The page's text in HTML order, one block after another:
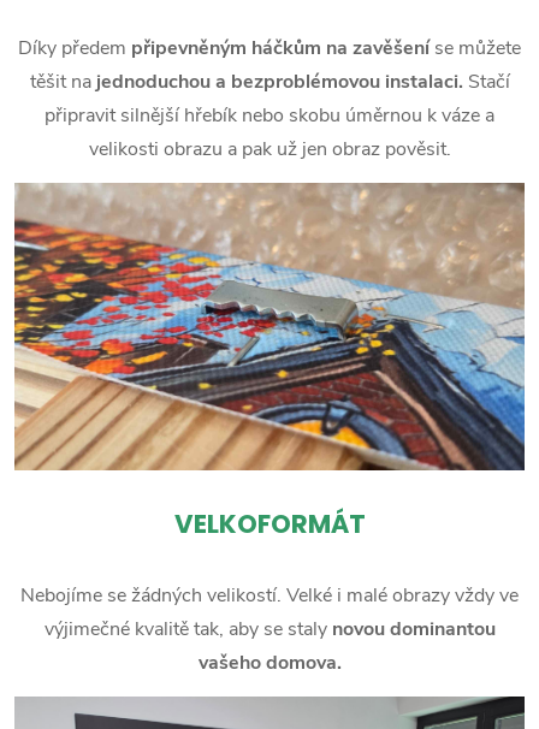
Díky předem připevněným háčkům na zavěšeníse můžete
těšit na jednoduchou a bezproblémovou instalaci. Stačí
připravit silnější hřebík nebo skobu úměrnou k váze a
velikosti obrazu a pak už jen obraz pověsit.
VELKOFORMÁT
Nebojíme se žádných velikostí. Velké i malé obrazy vždy ve
výjimečné kvalitě tak, aby se staly novou dominantou
vašeho domova.